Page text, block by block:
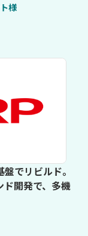
様
でリビルド。
開発で、多機